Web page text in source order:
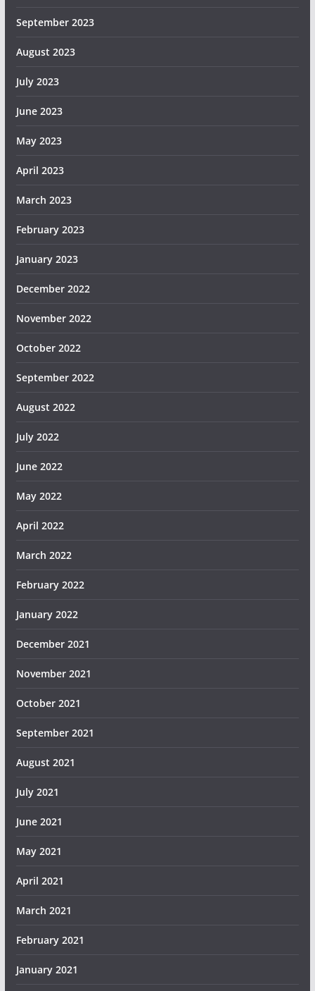
September 2023
August 2023
July 2023
June 2023
May 2023
April 2023
March 2023
February 2023
January 2023
December 2022
November 2022
October 2022
September 2022
August 2022
July 2022
June 2022
May 2022
April 2022
March 2022
February 2022
January 2022
December 2021
November 2021
October 2021
September 2021
August 2021
July 2021
June 2021
May 2021
April 2021
March 2021
February 2021
January 2021